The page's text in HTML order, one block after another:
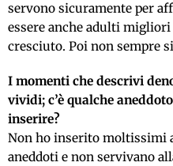
servono sicuramente per
essere anche adulti
cresciuto. Poi non sempre
I momenti che descrivi
vividi; c’è qualche
inserire?
Non ho inserito moltissimi
aneddoti e non servivano